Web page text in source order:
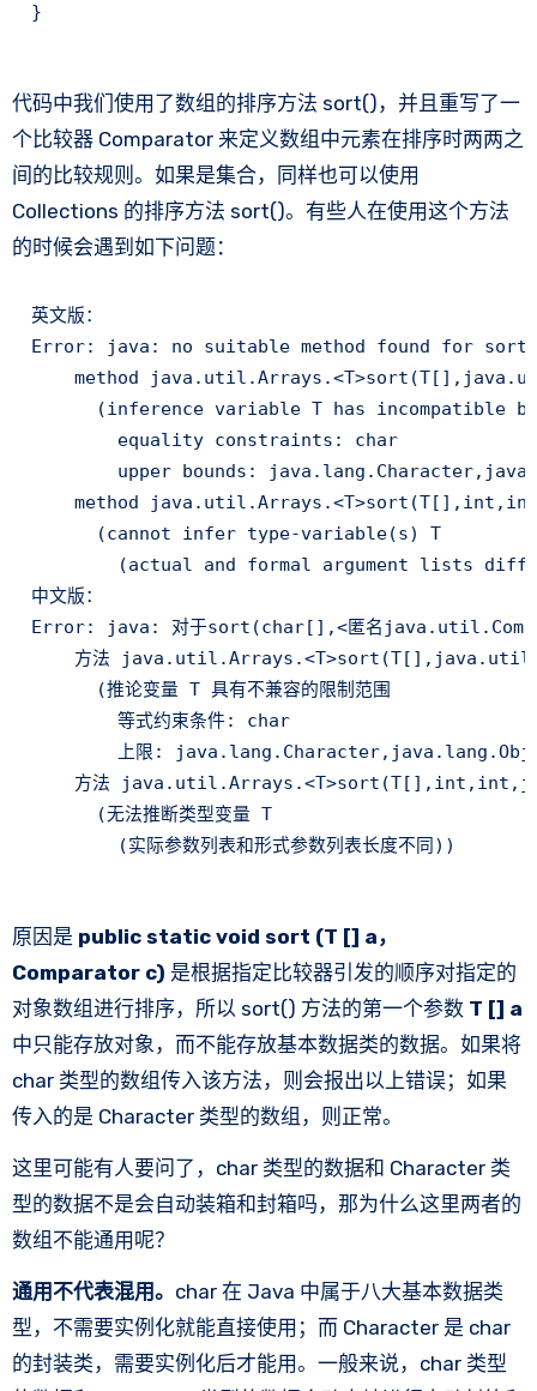
}
代码中我们使用了数组的排序方法 sort()，并且重写了一
个比较器 Comparator 来定义数组中元素在排序时两两之
间的比较规则。如果是集合，同样也可以使用
Collections 的排序方法 sort()。有些人在使用这个方法
的时候会遇到如下问题：
英文版：
Error: java: no suitable method found for
method
(inference variable T has incompatible
        equality constraints: char
upper bounds:
method
      (cannot infer type-variable(s) T
(actual and formal argument lists
中文版：
Error: java: 对于sort(char[],<匿名
方法
      (推论变量 T 具有不兼容的限制范围
        等式约束条件: char
上限:
方法
      (无法推断类型变量 T
        (实际参数列表和形式参数列表长度不同))
原因是 public static void sort (T [] a，
Comparator c) 是根据指定比较器引发的顺序对指定的
对象数组进行排序，所以 sort() 方法的第一个参数 T [] a
中只能存放对象，而不能存放基本数据类的数据。如果将
char 类型的数组传入该方法，则会报出以上错误；如果
传入的是 Character 类型的数组，则正常。
这里可能有人要问了，char 类型的数据和 Character 类
型的数据不是会自动装箱和封箱吗，那为什么这里两者的
数组不能通用呢？
通用不代表混用。 char 在 Java 中属于八大基本数据类
型，不需要实例化就能直接使用；而 Character 是 char
的封装类，需要实例化后才能用。一般来说，char 类型